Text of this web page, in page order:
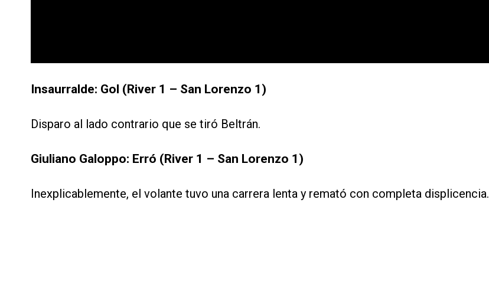
Insaurralde: Gol (River 1 – San Lorenzo 1)
Disparo al lado contrario que se tiró Beltrán.
Giuliano Galoppo: Erró (River 1 – San Lorenzo 1)
Inexplicablemente, el volante tuvo una carrera lenta y remató con completa displicencia.